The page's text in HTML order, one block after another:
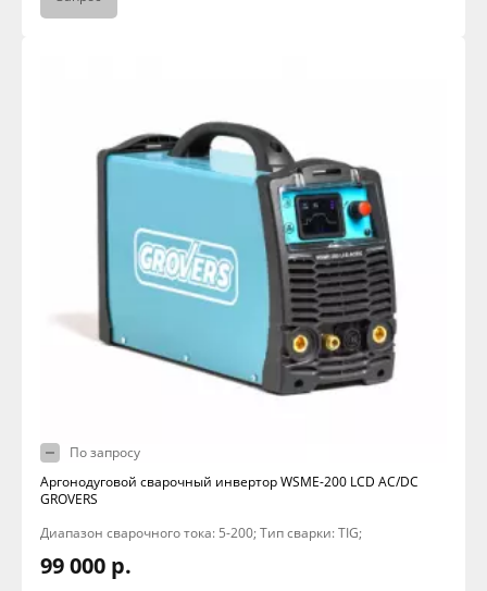
По запросу
Аргонодуговой сварочный инвертор WSME-200 LCD AC/DC
GROVERS
Диапазон сварочного тока: 5-200; Тип сварки: TIG;
99 000 р.